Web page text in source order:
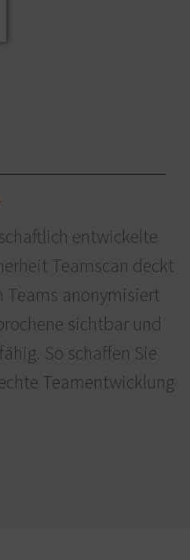
entwickelte
Teamscan deckt
Teams anonymisiert
sichtbar und
So schaffen Sie
Teamentwicklung